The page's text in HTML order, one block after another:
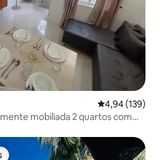
4,94 de uma
4,94 (139)
mobiliada 2 quartos com